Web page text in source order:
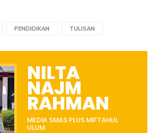
PENDIDIKAN TULISAN
NILTA
NAJM
RAHMAN
MEDIA SMAS PLUS MIFTAHUL
ULUM